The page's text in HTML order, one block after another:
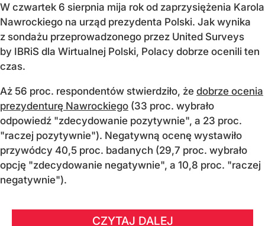
W czwartek 6 sierpnia mija rok od zaprzysiężenia Karola
Nawrockiego na urząd prezydenta Polski. Jak wynika
z sondażu przeprowadzonego przez United Surveys
by IBRiS dla Wirtualnej Polski, Polacy dobrze ocenili ten
czas.
Aż 56 proc. respondentów stwierdziło, że dobrze ocenia
prezydenturę Nawrockiego (33 proc. wybrało
odpowiedź "zdecydowanie pozytywnie", a 23 proc.
"raczej pozytywnie"). Negatywną ocenę wystawiło
przywódcy 40,5 proc. badanych (29,7 proc. wybrało
opcję "zdecydowanie negatywnie", a 10,8 proc. "raczej
negatywnie").
CZYTAJ DALEJ